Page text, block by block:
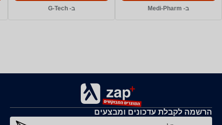
ב- Medi-Pharm ב- G-Tech
הרשמה לקבלת עדכונים ומבצעים